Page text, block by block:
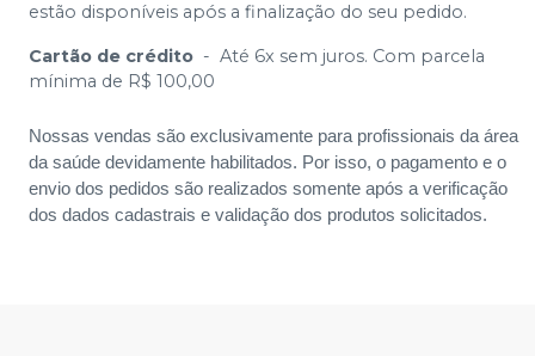
estão disponíveis após a finalização do seu pedido.
Cartão de crédito - Até 6x sem juros. Com parcela
mínima de R$ 100,00
Nossas vendas são exclusivamente para profissionais da área
da saúde devidamente habilitados. Por isso, o pagamento e o
envio dos pedidos são realizados somente após a verificação
dos dados cadastrais e validação dos produtos solicitados.